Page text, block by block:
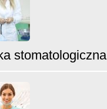
stomatologiczna